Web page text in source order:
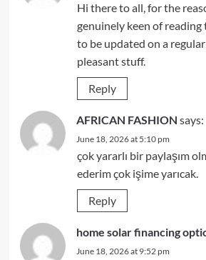
Hi there to all, for the
genuinely keen of reading
to be updated on a
pleasant stuff.
Reply
AFRICAN FASHION says:
June 18, 2026 at 5:10 pm
çok yararlı bir paylaşım
ederim çok işime yarıcak.
Reply
home solar financing
June 18, 2026 at 9:52 pm